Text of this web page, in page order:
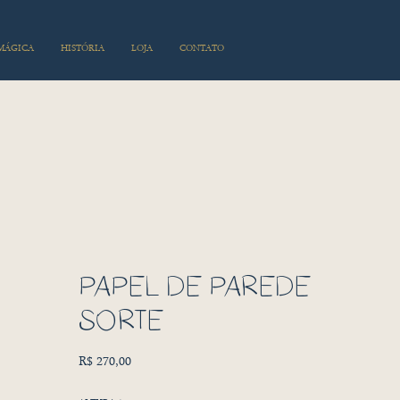
HISTÓRIA LOJA CONTATO
PAPEL DE PAREDE
SORTE
R$ 270,00Preço